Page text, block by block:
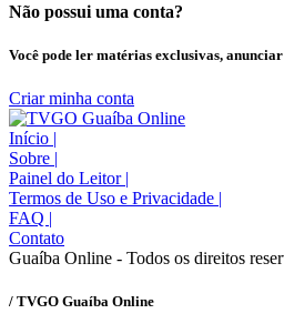
Não possui uma conta?
Você pode ler matérias exclusivas,
Criar minha conta
Início |
Sobre |
Painel do Leitor |
Termos de Uso e Privacidade |
FAQ |
Contato
Guaíba Online - Todos os direitos
/ TVGO Guaíba Online